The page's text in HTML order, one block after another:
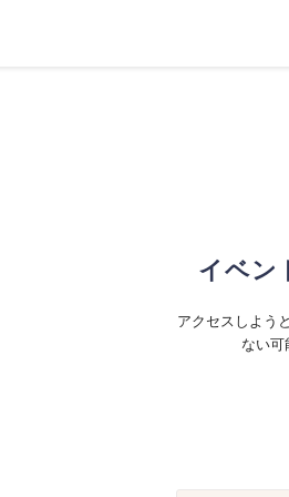
イベン
アクセスしよう
ない可